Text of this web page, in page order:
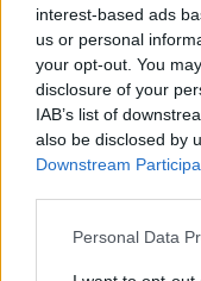
interest-based ads
us or personal
your opt-out. You
disclosure of your
IAB’s list of
also be disclosed by
Downstream
Please note that this
Personal Data
Beszélt arról is,
nagyon
problémájáról,
szemben a
elhelyezhető ez a
"Nagyon érdekes
megtapasztalni,
milyen közel
és Los Angeles